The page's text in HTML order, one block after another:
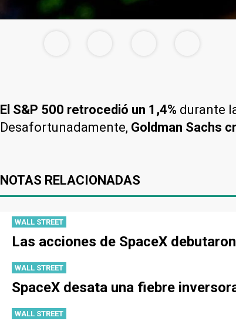
El S&P 500 retrocedió un 1,4% durante
Desafortunadamente, Goldman Sachs
NOTAS RELACIONADAS
WALL STREET
Las acciones de SpaceX
WALL STREET
SpaceX desata una fiebre
WALL STREET